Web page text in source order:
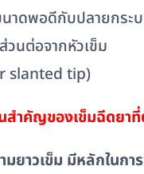
าดพอดีกับปลายกระ
วนต่อจากหัวเข็ม
slanted tip)
ำคัญของเข็มฉีดยา
มยาวเข็ม มีหลักในก